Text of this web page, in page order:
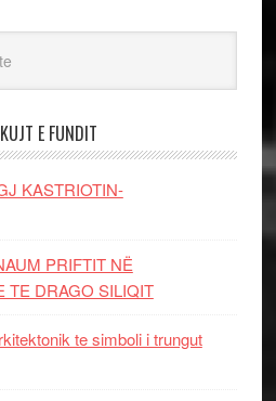
E FUNDIT
KASTRIOTIN-
PRIFTIT NË
TE DRAGO SILIQIT
te simboli i trungut